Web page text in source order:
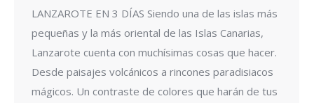
LANZAROTE EN 3 DÍAS Siendo una de las islas más
pequeñas y la más oriental de las Islas Canarias,
Lanzarote cuenta con muchísimas cosas que hacer.
Desde paisajes volcánicos a rincones paradisiacos
mágicos. Un contraste de colores que harán de tus